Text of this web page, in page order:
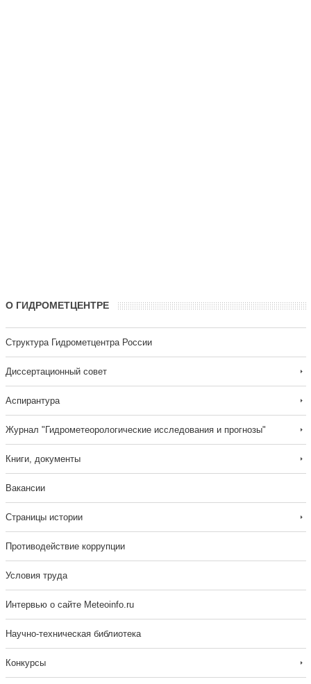
О ГИДРОМЕТЦЕНТРЕ
Структура Гидрометцентра России
Диссертационный совет
Аспирантура
Журнал "Гидрометеорологические исследования и прогнозы"
Книги, документы
Вакансии
Страницы истории
Противодействие коррупции
Условия труда
Интервью о сайте Meteoinfo.ru
Научно-техническая библиотека
Конкурсы